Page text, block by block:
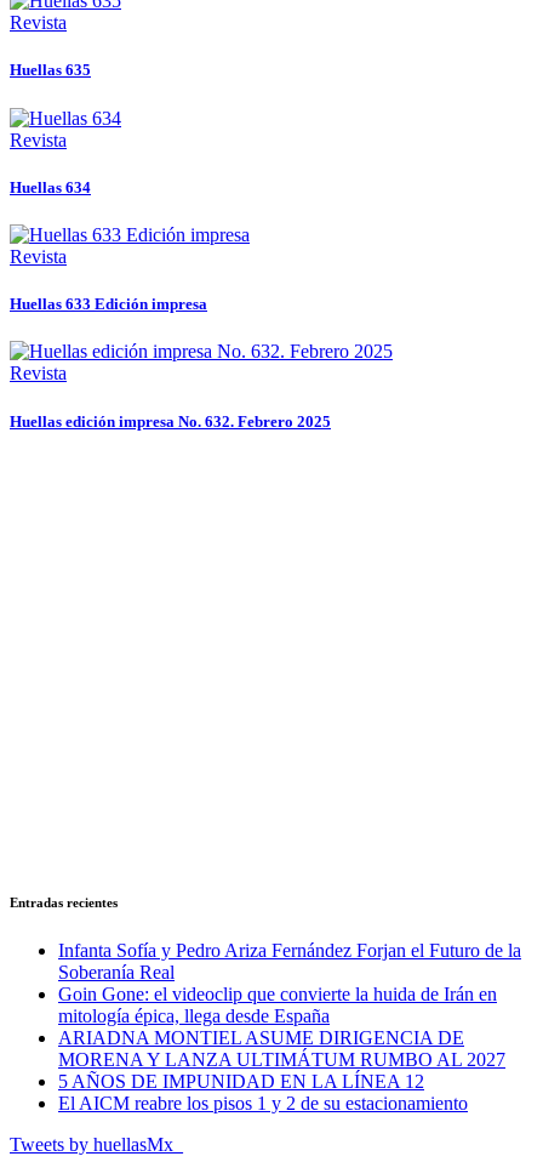
Revista
Huellas 635
Revista
Huellas 634
Revista
Huellas 633 Edición impresa
Revista
Huellas edición impresa No. 632. Febrero 2025
Entradas recientes
Infanta Sofía y Pedro Ariza Fernández Forjan el Futuro de la
Soberanía Real
Goin Gone: el videoclip que convierte la huida de Irán en
mitología épica, llega desde España
ARIADNA MONTIEL ASUME DIRIGENCIA DE
MORENA Y LANZA ULTIMÁTUM RUMBO AL 2027
5 AÑOS DE IMPUNIDAD EN LA LÍNEA 12
El AICM reabre los pisos 1 y 2 de su estacionamiento
Tweets by huellasMx_